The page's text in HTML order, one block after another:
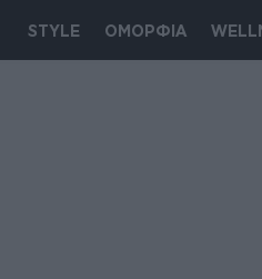
STYLE ΟΜΟΡΦΙΑ